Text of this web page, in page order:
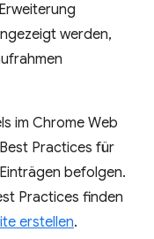
werden,
im Chrome Web
Practices für
befolgen.
Practices finden
erstellen.